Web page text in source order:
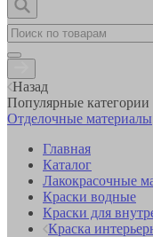
Назад
Популярные категории
Отделочные материалы
Главная
Каталог
Лакокрасочные
Краски водные
Краски для
Краска